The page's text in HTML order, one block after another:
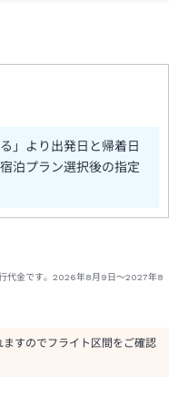
」より出発日と帰着日
泊プラン選択後の指定
代金です。2026年8月9日～2027年8
すのでフライト区間をご確認